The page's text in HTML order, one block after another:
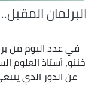
البرلمان
في عدد اليوم من
خننو، أستاذ العلوم
عن الدور الذي